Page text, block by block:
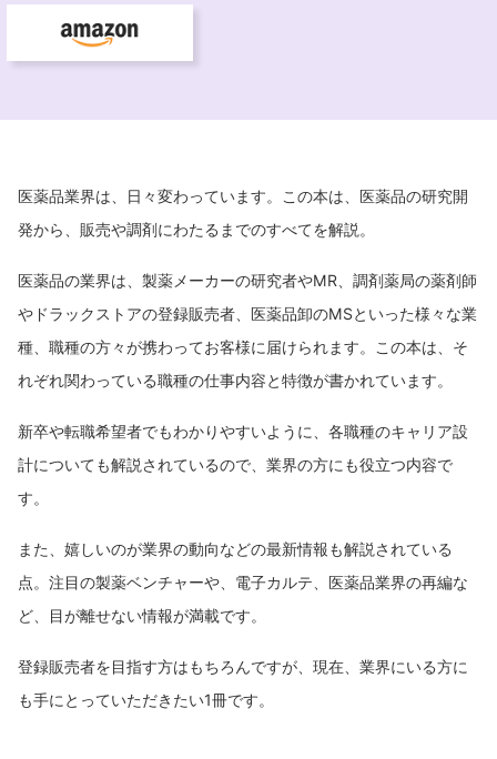
医薬品業界は、日々変わっています。この本は、医薬品の研究開
発から、販売や調剤にわたるまでのすべてを解説。
医薬品の業界は、製薬メーカーの研究者やMR、調剤薬局の薬剤師
やドラックストアの登録販売者、医薬品卸のMSといった様々な業
種、職種の方々が携わってお客様に届けられます。この本は、そ
れぞれ関わっている職種の仕事内容と特徴が書かれています。
新卒や転職希望者でもわかりやすいように、各職種のキャリア設
計についても解説されているので、業界の方にも役立つ内容で
す。
また、嬉しいのが業界の動向などの最新情報も解説されている
点。注目の製薬ベンチャーや、電子カルテ、医薬品業界の再編な
ど、目が離せない情報が満載です。
登録販売者を目指す方はもちろんですが、現在、業界にいる方に
も手にとっていただきたい1冊です。